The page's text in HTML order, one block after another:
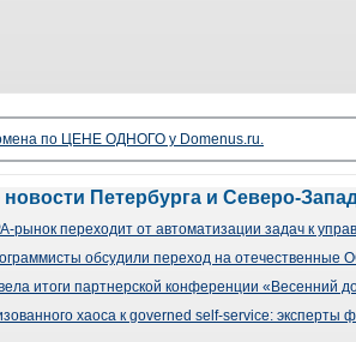
по ЦЕНЕ ОДНОГО у Domenus.ru.
новости Петербурга и Северо-
рынок переходит от автоматизации задач к
обсудили переход на отечественные
итоги партнерской конференции «Весенний
хаоса к governed self-service: